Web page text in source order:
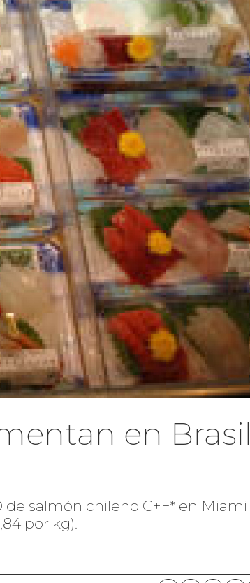
en Brasil
salmón chileno C+F* en Miami
por kg).